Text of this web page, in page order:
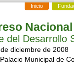
Inicio
del Desarrollo
diciembre de 2008
Municipal de